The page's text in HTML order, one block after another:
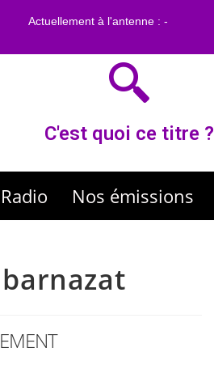
C'est quoi ce titre ?
Radio Nos émissions